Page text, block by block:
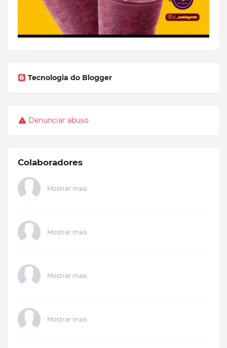
Tecnologia do Blogger
Denunciar abuso
Colaboradores
Mostrar mais
Mostrar mais
Mostrar mais
Mostrar mais